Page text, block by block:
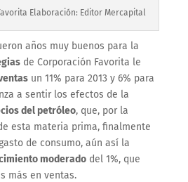
Elaboración: Editor Mercapital
años muy buenos para la
de Corporación Favorita le
un 11% para 2013 y 6% para
a sentir los efectos de la
del petróleo, que, por la
esta materia prima, finalmente
de consumo, aún así la
moderadodel 1%, que
más en ventas.